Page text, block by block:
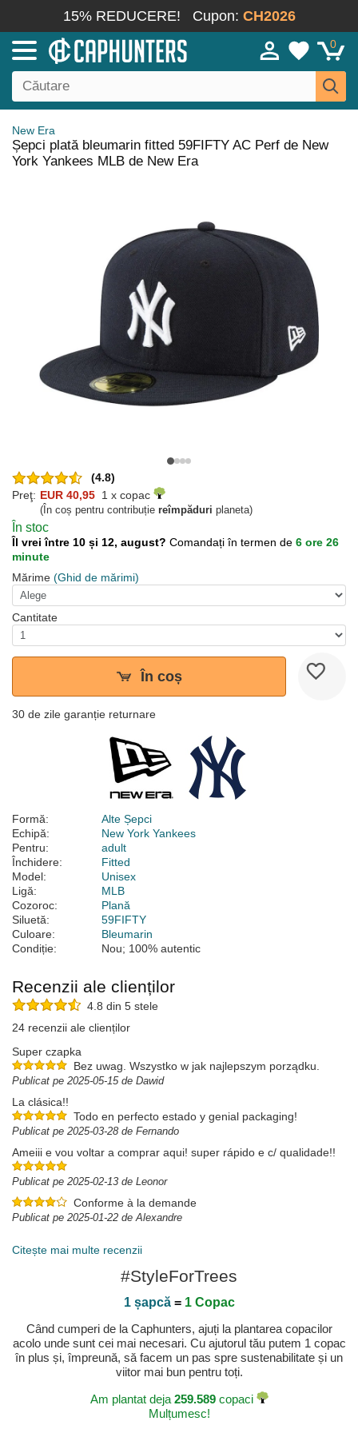
15% REDUCERE! Cupon: CH2026
0
New Era
Șepci plată bleumarin fitted 59FIFTY AC Perf de New
York Yankees MLB de New Era
(4.8)
Preţ: EUR 40,95 1 x copac
(În coș pentru contribuție reîmpăduri planeta)
În stoc
Îl vrei între 10 și 12, august? Comandați în termen de 6 ore 26
minute
Mărime (Ghid de mărimi)
Cantitate
În coș
30 de zile garanție returnare
Formă:
Alte Șepci
Echipă:
New York Yankees
Pentru:
adult
Închidere:
Fitted
Model:
Unisex
Ligă:
MLB
Cozoroc:
Plană
Siluetă:
59FIFTY
Culoare:
Bleumarin
Condiție:
Nou; 100% autentic
Recenzii ale clienților
4.8 din 5 stele
24 recenzii ale clienților
Super czapka
Bez uwag. Wszystko w jak najlepszym porządku.
Publicat pe 2025-05-15 de Dawid
La clásica!!
Todo en perfecto estado y genial packaging!
Publicat pe 2025-03-28 de Fernando
Ameiii e vou voltar a comprar aqui! super rápido e c/ qualidade!!
Publicat pe 2025-02-13 de Leonor
Conforme à la demande
Publicat pe 2025-01-22 de Alexandre
Citește mai multe recenzii
#StyleForTrees
1 șapcă= 1 Copac
Când cumperi de la Caphunters, ajuți la plantarea copacilor
acolo unde sunt cei mai necesari. Cu ajutorul tău putem 1 copac
în plus și, împreună, să facem un pas spre sustenabilitate și un
viitor mai bun pentru toți.
Am plantat deja 259.589copaci
Mulțumesc!